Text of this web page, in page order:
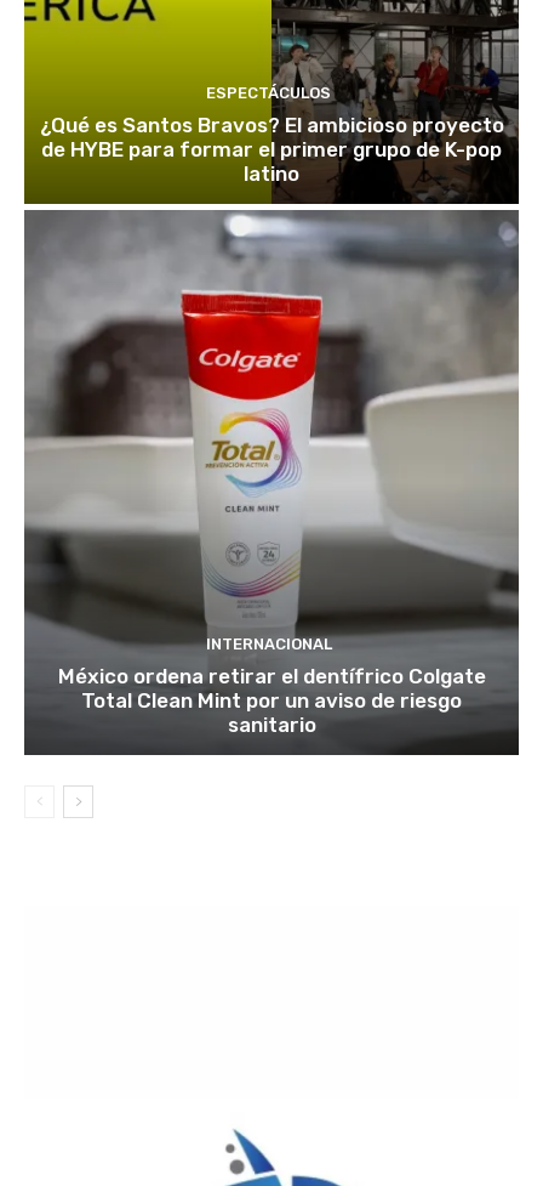
ESPECTÁCULOS
¿Qué es Santos Bravos? El ambicioso proyecto
de HYBE para formar el primer grupo de K-pop
latino
INTERNACIONAL
México ordena retirar el dentífrico Colgate
Total Clean Mint por un aviso de riesgo
sanitario